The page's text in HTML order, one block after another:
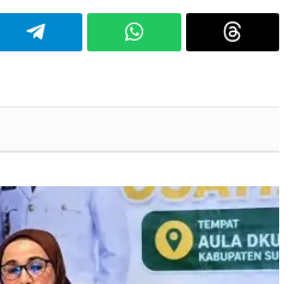
Telegram WhatsApp Threads